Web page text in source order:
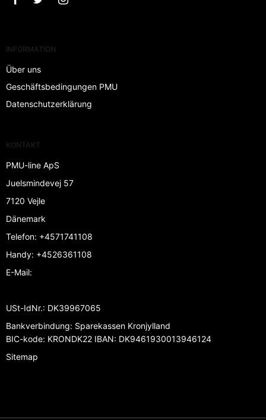
INFORMATION
Über uns
Geschäftsbedingungen PMU
Datenschutzerklärung
KONTAKT
PMU-line ApS
Juelsmindevej 57
7120 Vejle
Dänemark
Telefon: +4571741108
Handy: +4526361108
E-Mail:
USt-IdNr.: DK39967065
Bankverbindung: Sparekassen Kronjylland
BIC-kode: KRONDK22 IBAN: DK9461930013946124
Sitemap